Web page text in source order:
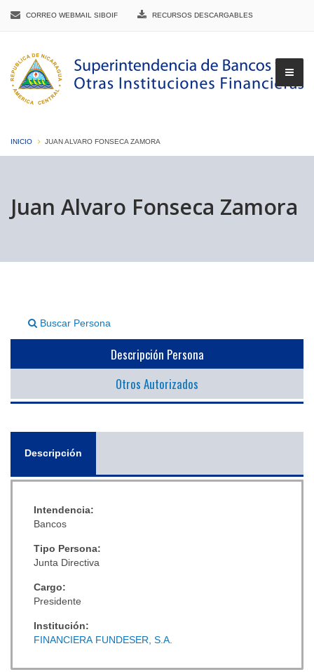
CORREO WEBMAIL SIBOIF RECURSOS DESCARGABLES
INICIO JUAN ALVARO FONSECA ZAMORA
Juan Alvaro Fonseca Zamora
Buscar Persona
Descripción Persona
Otros Autorizados
Descripción
Intendencia:
Bancos
Tipo Persona:
Junta Directiva
Cargo:
Presidente
Institución:
FINANCIERA FUNDESER, S.A.